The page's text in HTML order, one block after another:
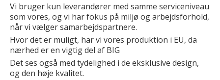
Vi bruger kun leverandører med samme serviceniveau
som vores, og vi har fokus på miljø og arbejdsforhold,
når vi vælger samarbejdspartnere.
Hvor det er muligt, har vi vores produktion i EU, da
nærhed er en vigtig del af BIG
Det ses også med tydelighed i de eksklusive design,
og den høje kvalitet.